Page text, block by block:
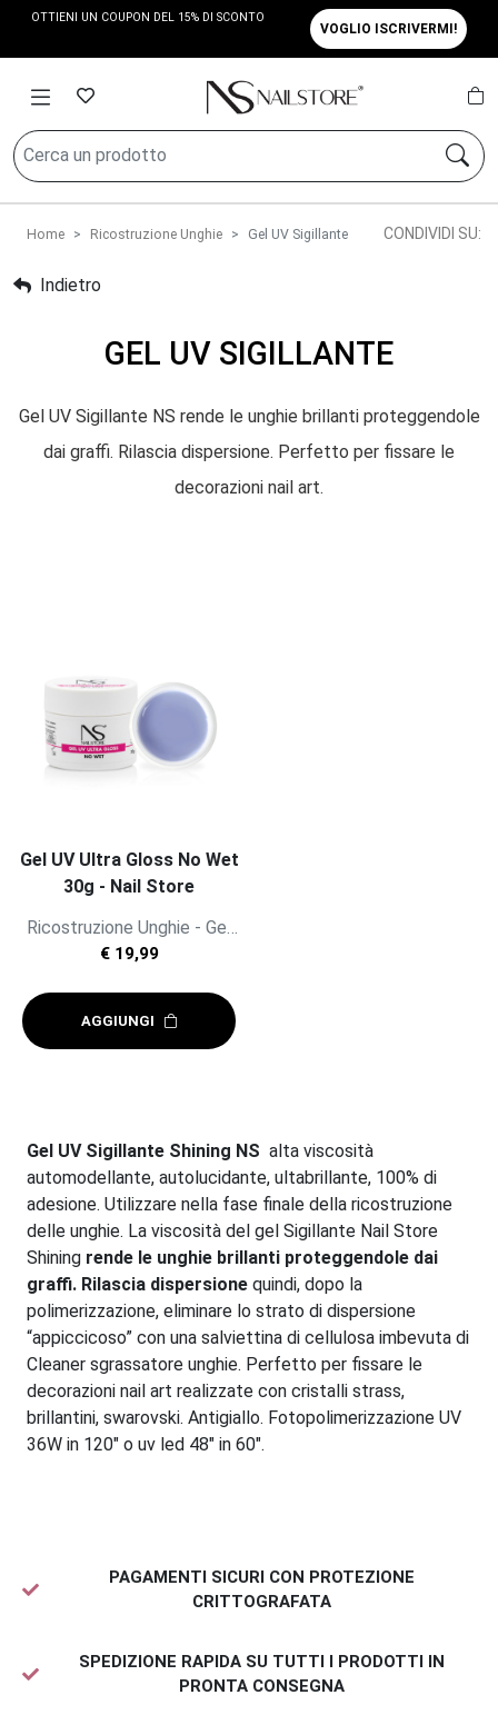
OTTIENI UN COUPON DEL 15% DI SCONTO
VOGLIO ISCRIVERMI!
Home Ricostruzione Unghie Gel UV Sigillante CONDIVIDI SU:
Indietro
GEL UV SIGILLANTE
Gel UV Sigillante NS rende le unghie brillanti proteggendole
dai graffi. Rilascia dispersione. Perfetto per fissare le
decorazioni nail art.
Gel UV Ultra Gloss No Wet
30g - Nail Store
Ricostruzione Unghie - Gel
UV Sigillante
€ 19,99
AGGIUNGI
Gel UV Sigillante Shining NS alta viscosità
automodellante, autolucidante, ultabrillante, 100% di
adesione. Utilizzare nella fase finale della ricostruzione
delle unghie. La viscosità del gel Sigillante Nail Store
Shining rende le unghie brillanti proteggendole dai
graffi. Rilascia dispersione quindi, dopo la
polimerizzazione, eliminare lo strato di dispersione
“appiccicoso” con una salviettina di cellulosa imbevuta di
Cleaner sgrassatore unghie. Perfetto per fissare le
decorazioni nail art realizzate con cristalli strass,
brillantini, swarovski. Antigiallo. Fotopolimerizzazione UV
36W in 120" o uv led 48" in 60".
PAGAMENTI SICURI CON PROTEZIONE
CRITTOGRAFATA
SPEDIZIONE RAPIDA SU TUTTI I PRODOTTI IN
PRONTA CONSEGNA